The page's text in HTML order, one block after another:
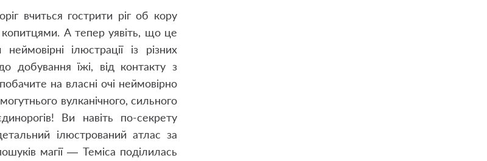
вчиться гострити ріг об кору
копитцями. А тепер уявіть, що це
ілюстрації із різних
добування їжі, від контакту з
на власні очі неймовірно
вулканічного, сильного
Ви навіть по-секрету
ілюстрований атлас за
магії — Теміса поділилась